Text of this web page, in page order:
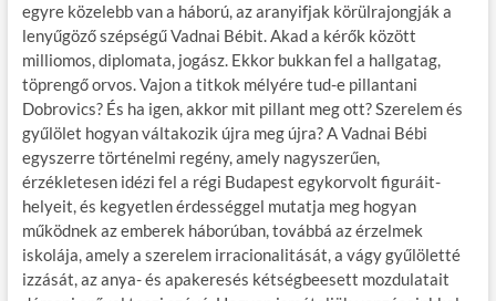
egyre közelebb van a háború, az aranyifjak körülrajongják a
lenyűgöző szépségű Vadnai Bébit. Akad a kérők között
milliomos, diplomata, jogász. Ekkor bukkan fel a hallgatag,
töprengő orvos. Vajon a titkok mélyére tud-e pillantani
Dobrovics? És ha igen, akkor mit pillant meg ott? Szerelem és
gyűlölet hogyan váltakozik újra meg újra? A Vadnai Bébi
egyszerre történelmi regény, amely nagyszerűen,
érzékletesen idézi fel a régi Budapest egykorvolt figuráit-
helyeit, és kegyetlen érdességgel mutatja meg hogyan
működnek az emberek háborúban, továbbá az érzelmek
iskolája, amely a szerelem irracionalitását, a vágy gyűlöletté
izzását, az anya- és apakeresés kétségbeesett mozdulatait